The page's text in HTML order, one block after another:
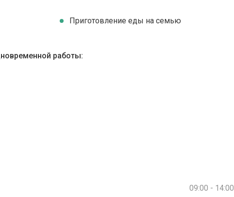
Приготовление еды на семью
работы:
09:00 - 14:00